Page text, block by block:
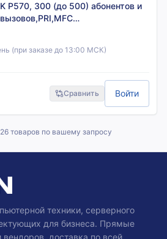
P570, 300 (до 500) абонентов и
FXO,FXS,GSM,BRI, шт
(при заказе до 13:00 МСК)
Сравнить Войти
26 товаров по вашему запросу
техники, серверного
для бизнеса. Прямые
доставка по всей